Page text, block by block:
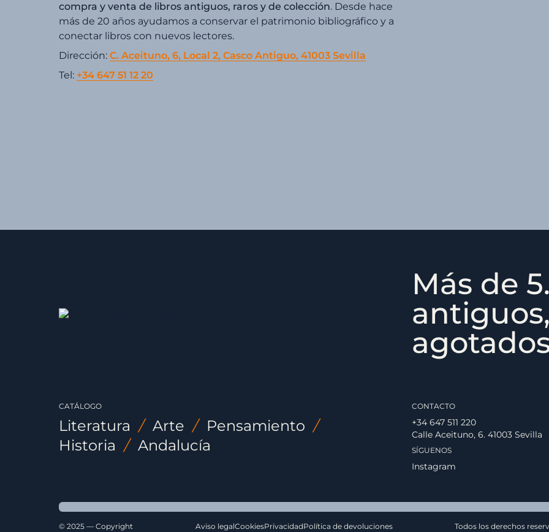
compra y venta de libros antiguos, raros y de colección. Desde hace
más de 20 años ayudamos a conservar el patrimonio bibliográfico y a
conectar libros con nuevos lectores.
Dirección: C. Aceituno, 6, Local 2, Casco Antiguo, 41003 Sevilla
Tel: +34 647 51 12 20
Más de
CATÁLOGO
Literatura / Arte / Pensamiento /
Historia / Andalucía
CONTACTO
+34 647 511 220
Calle Aceituno, 6. 41003 Sevilla
SÍGUENOS
Instagram
© 2025 — Copyright Aviso legalCookiesPrivacidadPolítica de devoluciones Todos los derechos